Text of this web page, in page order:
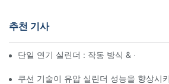
추천 기사
단일 연기 실린더 : 작동 방식 & 공통 응용
쿠션 기술이 유압 실린더 성능을 향상시